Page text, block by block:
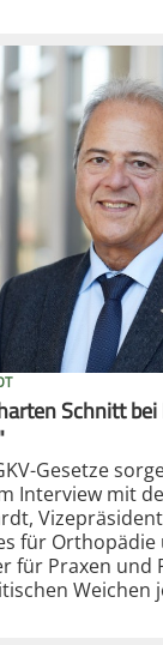
Schnitt
Gesetze
Interview mit
für
für Praxen
Weichen